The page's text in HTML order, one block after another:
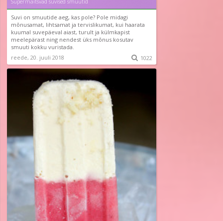
Suvi on smuutide aeg, kas pole? Pole midagi
mõnusamat, lihtsamat ja tervislikumat, kui haarata
kuumal suvepäeval aiast, turult ja külmkapist
meelepärast ning nendest üks mõnus kosutav
smuuti kokku vuristada.
reede, 20. juuli 2018
 1022